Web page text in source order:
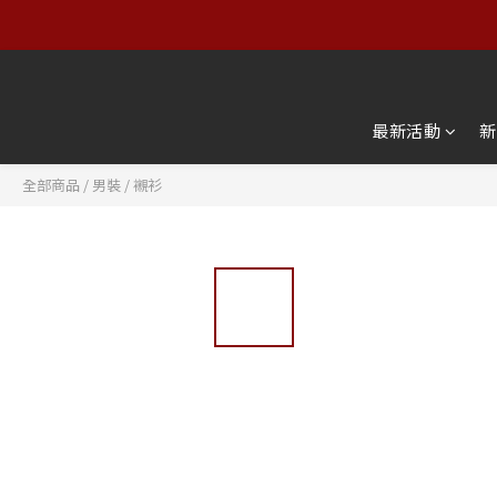
最新活動
全部商品 / 男裝 /襯衫